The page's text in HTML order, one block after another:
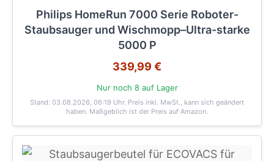
Philips HomeRun 7000 Serie Roboter-
Staubsauger und Wischmopp–Ultra-starke
5000 P
339,99 €
Nur noch 8 auf Lager
Stand: 03.08.2026, 06:19 Uhr. Preis inkl. MwSt., kann sich geändert
haben. Maßgeblich ist der Preis auf Amazon.